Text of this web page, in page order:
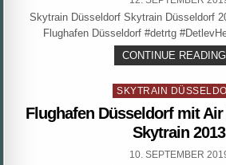
Skytrain Düsseldorf Skytrain Düsseldorf
Flughafen Düsseldorf #detrtg
CONTINUE
Posted
in
SKYTRAIN
Flughafen Düsseldorf mit
Skytrain 2013
PUBLISHED
10. SEPTEMBER